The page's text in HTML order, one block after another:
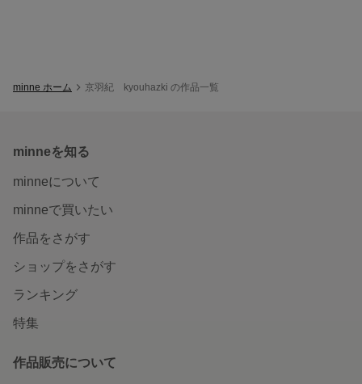
minne ホーム 京羽紀 kyouhazki の作品一覧
minneを知る
minneについて
minneで買いたい
作品をさがす
ショップをさがす
ランキング
特集
作品販売について